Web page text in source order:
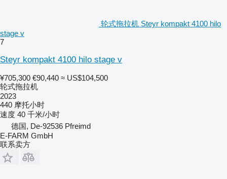
轮式拖拉机 Steyr kompakt 4100 hilo
stage v
7
Steyr kompakt 4100 hilo stage v
¥705,300 €90,440 ≈ US$104,500
轮式拖拉机
2023
440 摩托小时
速度 40 千米/小时
德国, De-92536 Pfreimd
E-FARM GmbH
联系卖方